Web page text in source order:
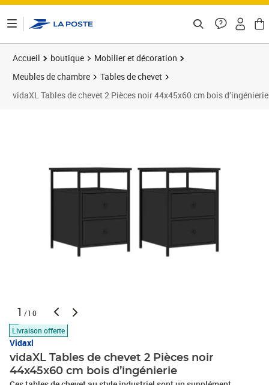
Accueil boutique
Mobilier et décoration
Meubles de chambre
Tables de chevet
vidaXL Tables de chevet 2 Pièces noir 44x45x60 cm bois d’ingénierie
1 /10
Livraison offerte
Vidaxl
vidaXL Tables de chevet 2 Pièces noir
44x45x60 cm bois d’ingénierie